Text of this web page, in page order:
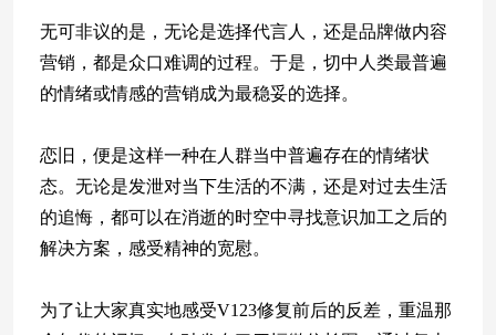
无可非议的是，无论是选择代言人，还是品牌做内容
营销，都是众口难调的过程。于是，切中人类最普遍
的情绪或情感的营销成为最稳妥的选择。
恋旧，便是这样一种在人群当中普遍存在的情绪状
态。无论是发泄对当下生活的不满，还是对过去生活
的追悔，都可以在消逝的时空中寻找意识加工之后的
解决方案，感受精神的宽慰。
为了让大家真实地感受V123修复前后的反差，重温那